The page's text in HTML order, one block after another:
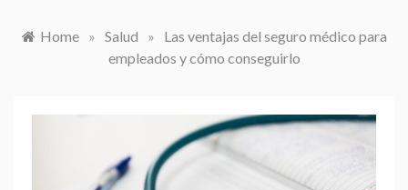
Home » Salud »
Las ventajas del seguro médico para
empleados y cómo conseguirlo